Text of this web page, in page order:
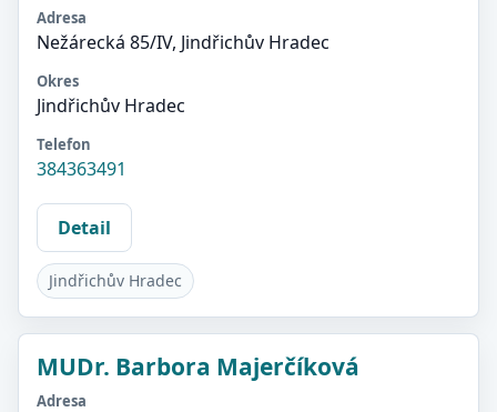
Adresa
Nežárecká 85/IV, Jindřichův Hradec
Okres
Jindřichův Hradec
Telefon
384363491
Detail
Jindřichův Hradec
MUDr. Barbora Majerčíková
Adresa